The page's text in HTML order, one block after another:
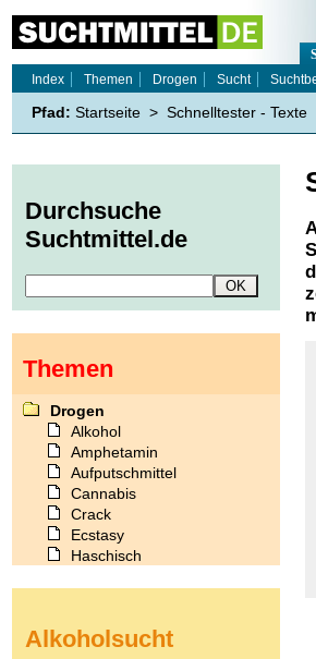
Index
Themen Drogen Sucht
Pfad: Startseite > Schnelltester - Texte
Durchsuche
Suchtmittel.de
Themen
Drogen
Alkohol
Amphetamin
Aufputschmittel
Cannabis
Crack
Ecstasy
Haschisch
Kokain
Alkoholsucht